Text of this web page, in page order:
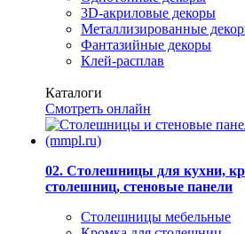
3D-акриловые декоры
Металлизированные
Фантазийные декоры
Клей-расплав
Каталоги
Смотреть онлайн
02. Столешницы для кухни,
столешниц, стеновые панели
Столешницы мебельные